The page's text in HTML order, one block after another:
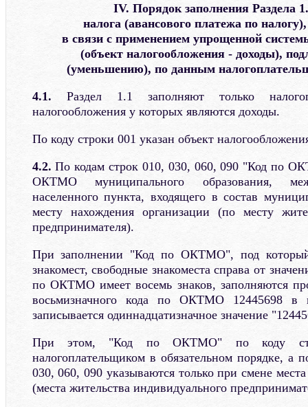
IV. Порядок заполнения Раздела
налога (авансового платежа по
в связи с применением упрощенной
(объект налогообложения - доходы),
(уменьшению), по данным
4.1. Раздел 1.1 заполняют только
налогообложения у которых являются доходы.
По коду строки 001 указан объект
4.2. По кодам строк 010, 030, 060, 090 "Код по
ОКТМО муниципального образования,
населенного пункта, входящего в состав
месту нахождения организации (по месту
предпринимателя).
При заполнении "Код по ОКТМО", под который
знакомест, свободные знакоместа справа от
по ОКТМО имеет восемь знаков, заполняются
восьмизначного кода по ОКТМО 12445698
записывается одиннадцатизначное значение
При этом, "Код по ОКТМО" по коду
налогоплательщиком в обязательном порядке, а
030, 060, 090 указываются только при смене
(места жительства индивидуального